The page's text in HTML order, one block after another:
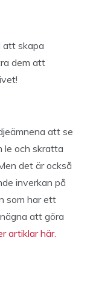
att skapa
dem att
att se
le och skratta
det är också
inverkan på
som har ett
att göra
artiklar här.